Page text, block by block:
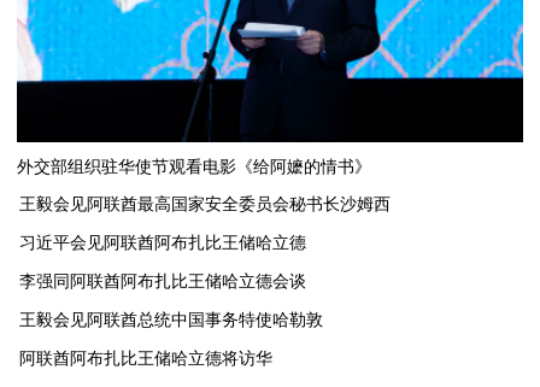
外交部组织驻华使节观看电影《给阿嬷的情书》
王毅会见阿联酋最高国家安全委员会秘书长沙姆西
习近平会见阿联酋阿布扎比王储哈立德
李强同阿联酋阿布扎比王储哈立德会谈
​王毅会见阿联酋总统中国事务特使哈勒敦
阿联酋阿布扎比王储哈立德将访华